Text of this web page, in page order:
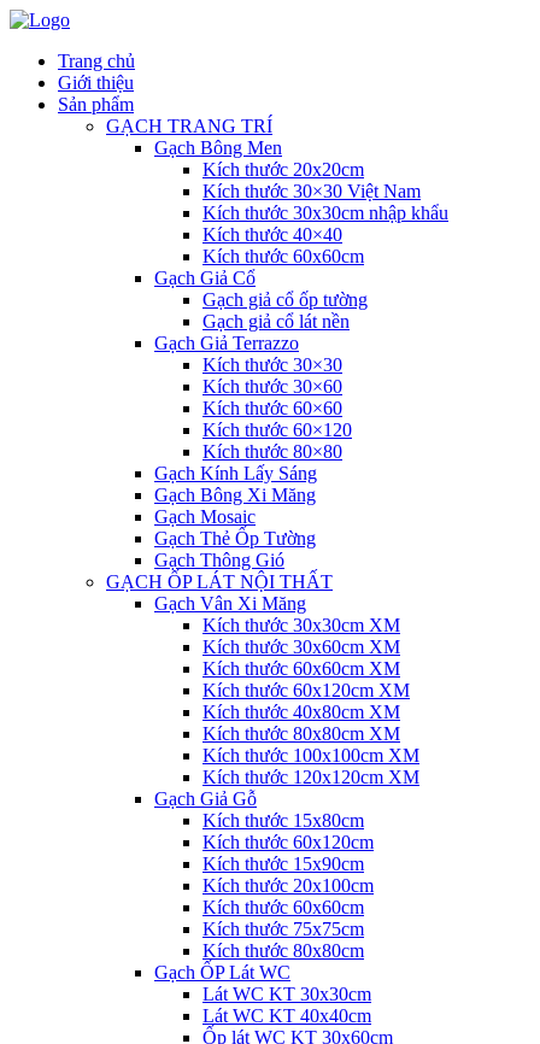
Trang chủ
Giới thiệu
Sản phẩm
GẠCH TRANG TRÍ
Gạch Bông Men
Kích thước 20x20cm
Kích thước 30×30 Việt Nam
Kích thước 30x30cm nhập khẩu
Kích thước 40×40
Kích thước 60x60cm
Gạch Giả Cổ
Gạch giả cổ ốp tường
Gạch giả cổ lát nền
Gạch Giả Terrazzo
Kích thước 30×30
Kích thước 30×60
Kích thước 60×60
Kích thước 60×120
Kích thước 80×80
Gạch Kính Lấy Sáng
Gạch Bông Xi Măng
Gạch Mosaic
Gạch Thẻ Ốp Tường
Gạch Thông Gió
GẠCH ỐP LÁT NỘI THẤT
Gạch Vân Xi Măng
Kích thước 30x30cm XM
Kích thước 30x60cm XM
Kích thước 60x60cm XM
Kích thước 60x120cm XM
Kích thước 40x80cm XM
Kích thước 80x80cm XM
Kích thước 100x100cm XM
Kích thước 120x120cm XM
Gạch Giả Gỗ
Kích thước 15x80cm
Kích thước 60x120cm
Kích thước 15x90cm
Kích thước 20x100cm
Kích thước 60x60cm
Kích thước 75x75cm
Kích thước 80x80cm
Gạch ỐP Lát WC
Lát WC KT 30x30cm
Lát WC KT 40x40cm
Ốp lát WC KT 30x60cm